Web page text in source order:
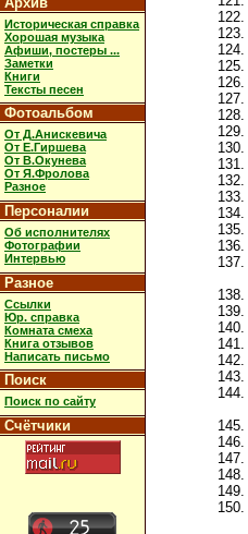
Историческая справка
Хорошая музыка
Афиши, постеры ...
Заметки
Книги
Тексты песен
Фотоальбом
От Д.Анискевича
От Е.Гиршева
От В.Окунева
От Я.Фролова
Разное
Персоналии
Об исполнителях
Фотографии
Интервью
Разное
Ссылки
Юр. справка
Комната смеха
Книга отзывов
Написать письмо
Поиск
Поиск по сайту
Счётчики